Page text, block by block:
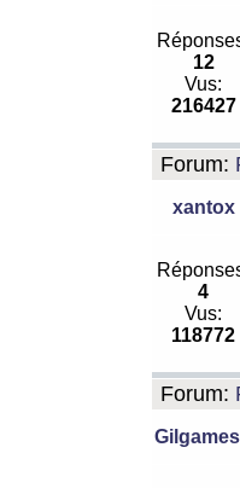
12
Vus:
216427
Forum:
xantox
4
Vus:
118772
Forum: